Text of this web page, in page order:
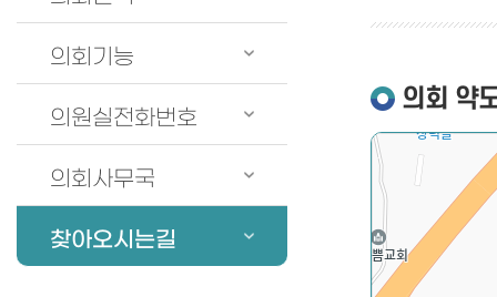
의회기능
의원실전화번호
의회사무국
찾아오시는길
의회 약